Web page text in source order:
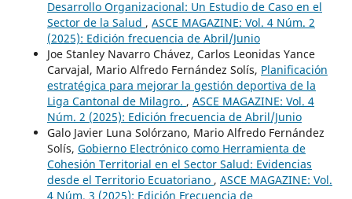
Desarrollo Organizacional: Un Estudio de Caso en el
Sector de la Salud , ASCE MAGAZINE: Vol. 4 Núm. 2
(2025): Edición frecuencia de Abril/Junio
Joe Stanley Navarro Chávez, Carlos Leonidas Yance
Carvajal, Mario Alfredo Fernández Solís, Planificación
estratégica para mejorar la gestión deportiva de la
Liga Cantonal de Milagro. , ASCE MAGAZINE: Vol. 4
Núm. 2 (2025): Edición frecuencia de Abril/Junio
Galo Javier Luna Solórzano, Mario Alfredo Fernández
Solís, Gobierno Electrónico como Herramienta de
Cohesión Territorial en el Sector Salud: Evidencias
desde el Territorio Ecuatoriano , ASCE MAGAZINE: Vol.
4 Núm. 3 (2025): Edición Frecuencia de